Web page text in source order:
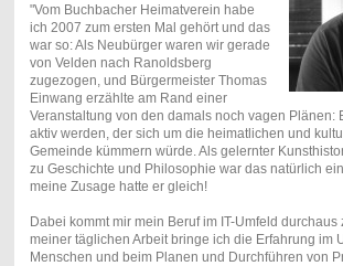
" Vom Buchbacher Heimatverein habe
ich 2007 zum ersten Mal gehört und das
war so: Als Neubürger waren wir gerade
von Velden nach Ranoldsberg
zugezogen, und Bürgermeister Thomas
Einwang erzählte am Rand einer
Veranstaltung von den damals noch vagen Plänen:
aktiv werden, der sich um die heimatlichen und
Gemeinde kümmern würde. Als gelernter
zu Geschichte und Philosophie war das natürlich
meine Zusage hatte er gleich!
Dabei kommt mir mein Beruf im IT-Umfeld
meiner täglichen Arbeit bringe ich die Erfahrung im
Menschen und beim Planen und Durchführen von